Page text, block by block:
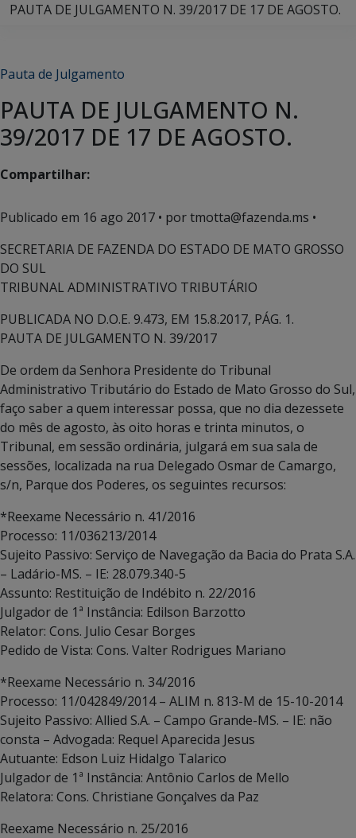
PAUTA DE JULGAMENTO N. 39/2017 DE 17 DE AGOSTO.
Pauta de Julgamento
PAUTA DE JULGAMENTO N.
39/2017 DE 17 DE AGOSTO.
Compartilhar:
Publicado em 16 ago 2017 • por tmotta@fazenda.ms •
SECRETARIA DE FAZENDA DO ESTADO DE MATO GROSSO
DO SUL
TRIBUNAL ADMINISTRATIVO TRIBUTÁRIO
PUBLICADA NO D.O.E. 9.473, EM 15.8.2017, PÁG. 1.
PAUTA DE JULGAMENTO N. 39/2017
De ordem da Senhora Presidente do Tribunal
Administrativo Tributário do Estado de Mato Grosso do Sul,
faço saber a quem interessar possa, que no dia dezessete
do mês de agosto, às oito horas e trinta minutos, o
Tribunal, em sessão ordinária, julgará em sua sala de
sessões, localizada na rua Delegado Osmar de Camargo,
s/n, Parque dos Poderes, os seguintes recursos:
*Reexame Necessário n. 41/2016
Processo: 11/036213/2014
Sujeito Passivo: Serviço de Navegação da Bacia do Prata S.A.
– Ladário-MS. – IE: 28.079.340-5
Assunto: Restituição de Indébito n. 22/2016
Julgador de 1ª Instância: Edilson Barzotto
Relator: Cons. Julio Cesar Borges
Pedido de Vista: Cons. Valter Rodrigues Mariano
*Reexame Necessário n. 34/2016
Processo: 11/042849/2014 – ALIM n. 813-M de 15-10-2014
Sujeito Passivo: Allied S.A. – Campo Grande-MS. – IE: não
consta – Advogada: Requel Aparecida Jesus
Autuante: Edson Luiz Hidalgo Talarico
Julgador de 1ª Instância: Antônio Carlos de Mello
Relatora: Cons. Christiane Gonçalves da Paz
Reexame Necessário n. 25/2016